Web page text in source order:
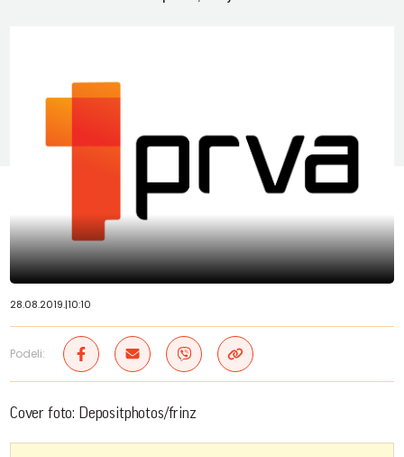
28.08.2019.|10:10
Podeli:
Cover foto: Depositphotos/frinz